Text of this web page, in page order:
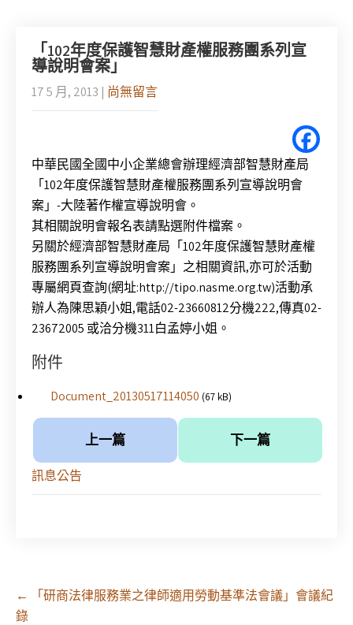
「102年度保護智慧財產權服務團系列宣
導說明會案」
17 5 月, 2013 | 尚無留言
中華民國全國中小企業總會辦理經濟部智慧財產局
「102年度保護智慧財產權服務團系列宣導說明會
案」-大陸著作權宣導說明會。
其相關說明會報名表請點選附件檔案。
另關於經濟部智慧財產局「102年度保護智慧財產權
服務團系列宣導說明會案」之相關資訊,亦可於活動
專屬網頁查詢(網址:http://tipo.nasme.org.tw)活動承
辦人為陳思穎小姐,電話02-23660812分機222,傳真02-
23672005 或洽分機311白孟婷小姐。
附件
Document_20130517114050 (67 kB)
上一篇 下一篇
訊息公告
Post
navigation
←
「研商法律服務業之律師適用勞動基準法會議」會議紀
錄